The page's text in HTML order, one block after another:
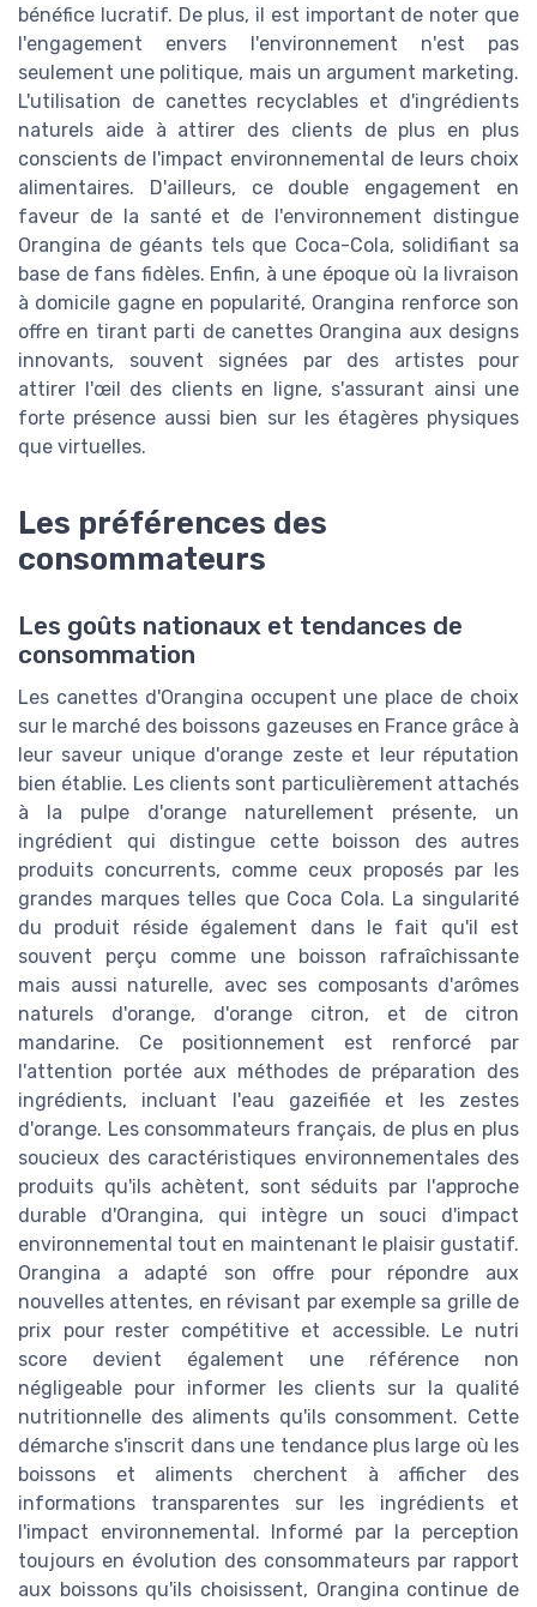
bénéfice lucratif. De plus, il est important de noter que
l'engagement envers l'environnement n'est pas
seulement une politique, mais un argument marketing.
L'utilisation de canettes recyclables et d'ingrédients
naturels aide à attirer des clients de plus en plus
conscients de l'impact environnemental de leurs choix
alimentaires. D'ailleurs, ce double engagement en
faveur de la santé et de l'environnement distingue
Orangina de géants tels que Coca-Cola, solidifiant sa
base de fans fidèles. Enfin, à une époque où la livraison
à domicile gagne en popularité, Orangina renforce son
offre en tirant parti de canettes Orangina aux designs
innovants, souvent signées par des artistes pour
attirer l'œil des clients en ligne, s'assurant ainsi une
forte présence aussi bien sur les étagères physiques
que virtuelles.
Les préférences des
consommateurs
Les goûts nationaux et tendances de
consommation
Les canettes d'Orangina occupent une place de choix
sur le marché des boissons gazeuses en France grâce à
leur saveur unique d'orange zeste et leur réputation
bien établie. Les clients sont particulièrement attachés
à la pulpe d'orange naturellement présente, un
ingrédient qui distingue cette boisson des autres
produits concurrents, comme ceux proposés par les
grandes marques telles que Coca Cola. La singularité
du produit réside également dans le fait qu'il est
souvent perçu comme une boisson rafraîchissante
mais aussi naturelle, avec ses composants d'arômes
naturels d'orange, d'orange citron, et de citron
mandarine. Ce positionnement est renforcé par
l'attention portée aux méthodes de préparation des
ingrédients, incluant l'eau gazeifiée et les zestes
d'orange. Les consommateurs français, de plus en plus
soucieux des caractéristiques environnementales des
produits qu'ils achètent, sont séduits par l'approche
durable d'Orangina, qui intègre un souci d'impact
environnemental tout en maintenant le plaisir gustatif.
Orangina a adapté son offre pour répondre aux
nouvelles attentes, en révisant par exemple sa grille de
prix pour rester compétitive et accessible. Le nutri
score devient également une référence non
négligeable pour informer les clients sur la qualité
nutritionnelle des aliments qu'ils consomment. Cette
démarche s'inscrit dans une tendance plus large où les
boissons et aliments cherchent à afficher des
informations transparentes sur les ingrédients et
l'impact environnemental. Informé par la perception
toujours en évolution des consommateurs par rapport
aux boissons qu'ils choisissent, Orangina continue de